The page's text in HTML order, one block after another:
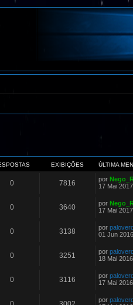
EXIBIÇÕES ÚLTIMA
0 7816 por
17 Mai
0 3640 por
17 Mai
0 3138 por
01 Jun
0 3251 por
18 Mai
0 3116 por
17 Mai
por